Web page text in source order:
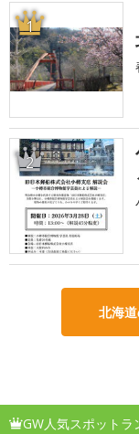
1
2
北海
GW人気スポットラ